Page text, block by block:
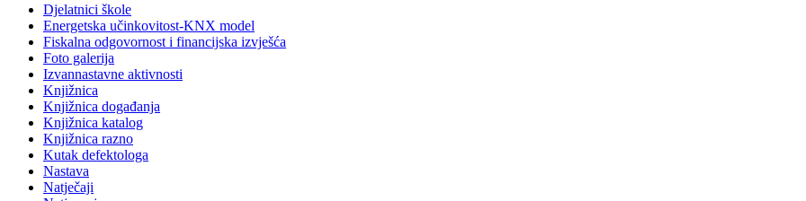
Djelatnici škole
Energetska učinkovitost-KNX model
Fiskalna odgovornost i financijska izvješća
Foto galerija
Izvannastavne aktivnosti
Knjižnica
Knjižnica događanja
Knjižnica katalog
Knjižnica razno
Kutak defektologa
Nastava
Natječaji